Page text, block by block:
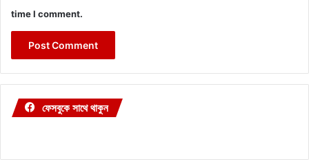
time I comment.
ফেসবুকে সাথে থাকুন